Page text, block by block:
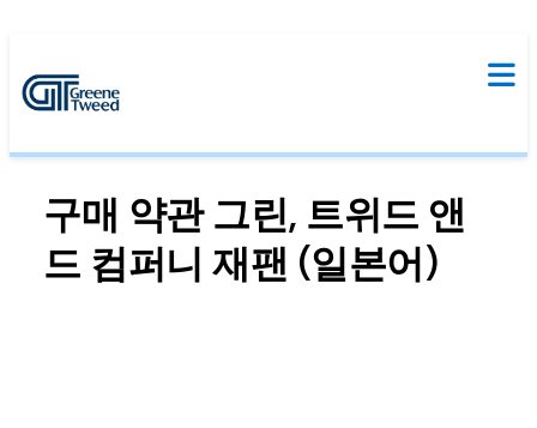
구매 약관 그린, 트위드 앤
드 컴퍼니 재팬 (일본어)